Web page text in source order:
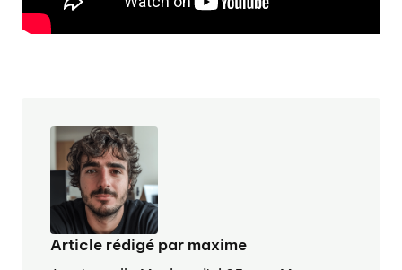
Article rédigé par maxime